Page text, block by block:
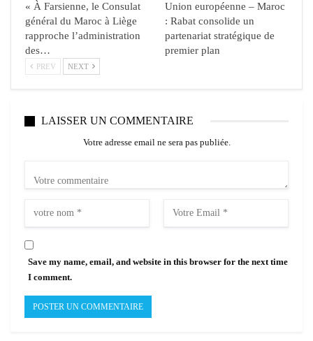
« À Farsienne, le Consulat
général du Maroc à Liège
rapproche l’administration
des…
Union européenne – Maroc
: Rabat consolide un
partenariat stratégique de
premier plan
PREV NEXT
LAISSER UN COMMENTAIRE
Votre adresse email ne sera pas publiée.
Save my name, email, and website in this browser for the next time
I comment.